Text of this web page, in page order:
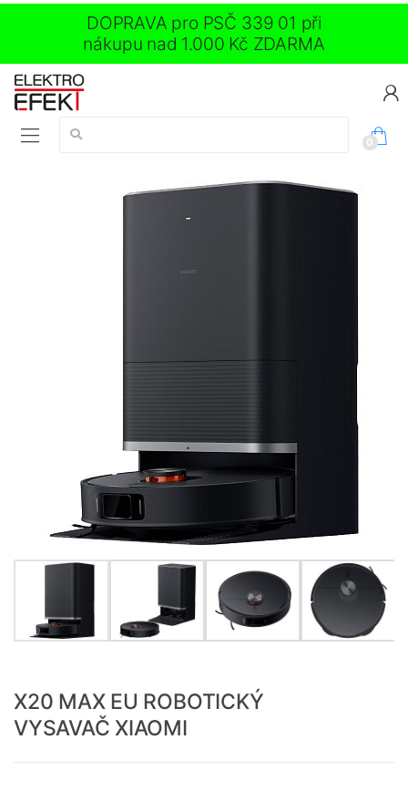
DOPRAVA pro PSČ 339 01 při
nákupu nad 1.000 Kč ZDARMA
Vyhledávání:
0
X20 MAX EU ROBOTICKÝ
VYSAVAČ XIAOMI